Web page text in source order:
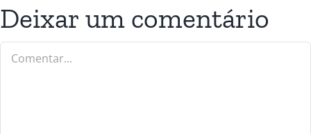
Deixar um comentário